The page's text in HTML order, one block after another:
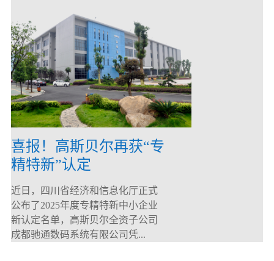
喜报！高斯贝尔再获“专
精特新”认定
近日，四川省经济和信息化厅正式
公布了2025年度专精特新中小企业
新认定名单，高斯贝尔全资子公司
成都驰通数码系统有限公司凭...